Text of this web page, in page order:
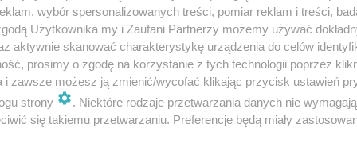
komunikacyjnym i potrwają cały dzień.
Z26. Tramwaje 76 będą z Metra Młociny
Metro Bemowo 07 w kierunku Fortu Wola
Metro Młociny o godz. 10:00 - przekazał
Płocka a Osiedlem Górczewska, dojeżdżając do
wybór spersonalizowanych treści, pomiar reklam i treści,
Użytkownika my i Zaufani Partnerzy możemy używać
aktywnie skanować charakterystykę urządzenia do celów
prosimy o zgodę na korzystanie z tych technologii poprzez
i zawsze możesz ją zmienić/wycofać klikając przycisk ustawień
strony
. Niektóre rodzaje przetwarzania danych nie
się takiemu przetwarzaniu. Preferencje będą miały